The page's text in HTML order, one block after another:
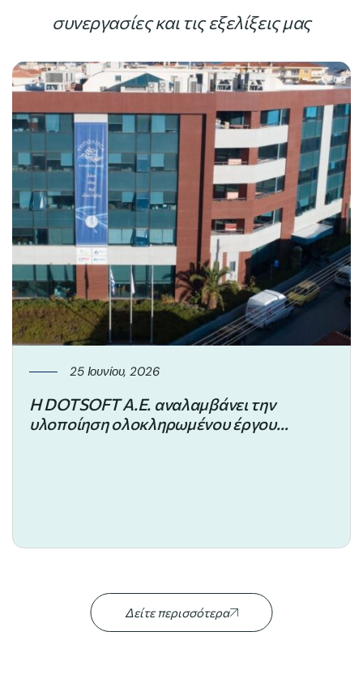
συνεργασίες και τις εξελίξεις μας
25 Ιουνίου, 2026
Η DOTSOFT Α.Ε. αναλαμβάνει την
υλοποίηση ολοκληρωμένου έργου
Δείτε περισσότερα